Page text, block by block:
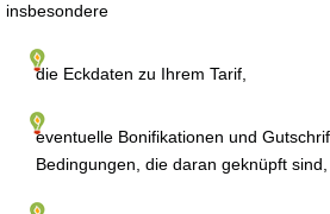
insbesondere
die Eckdaten zu Ihrem Tarif,
eventuelle Bonifikationen und
Bedingungen, die daran geknüpft sind,